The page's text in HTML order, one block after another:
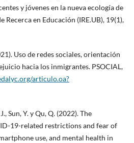
y jóvenes en la nueva ecología de
en Educación (IRE.UB), 19(1),
Uso de redes sociales, orientación
hacia los inmigrantes. PSOCIAL,
articulo.oa?
Sun, Y. y Qu, Q. (2022). The
19-related restrictions and fear of
use, and mental health in